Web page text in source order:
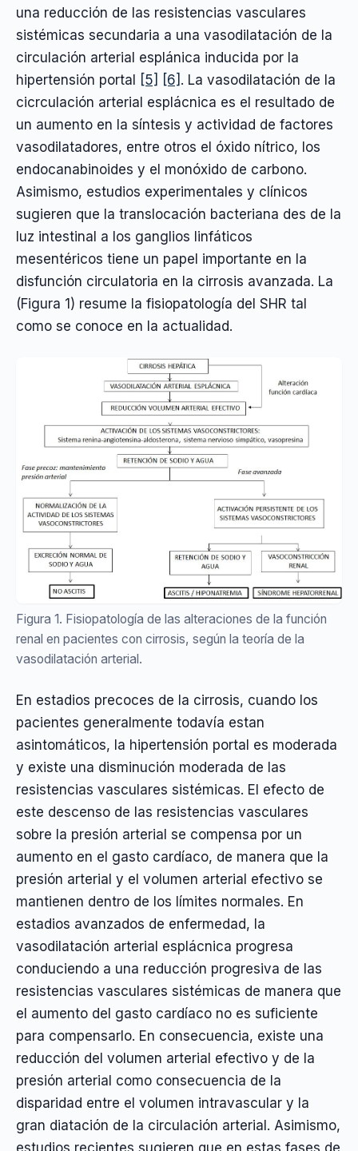
una reducción de las resistencias vasculares
sistémicas secundaria a una vasodilatación de la
circulación arterial esplánica inducida por la
hipertensión portal [5] [6] . La vasodilatación de la
cicrculación arterial esplácnica es el resultado de
un aumento en la síntesis y actividad de factores
vasodilatadores, entre otros el óxido nítrico, los
endocanabinoides y el monóxido de carbono.
Asimismo, estudios experimentales y clínicos
sugieren que la translocación bacteriana des de la
luz intestinal a los ganglios linfáticos
mesentéricos tiene un papel importante en la
disfunción circulatoria en la cirrosis avanzada. La
(Figura 1) resume la fisiopatología del SHR tal
como se conoce en la actualidad.
Figura 1. Fisiopatología de las alteraciones de la función
renal en pacientes con cirrosis, según la teoría de la
vasodilatación arterial.
En estadios precoces de la cirrosis, cuando los
pacientes generalmente todavía estan
asintomáticos, la hipertensión portal es moderada
y existe una disminución moderada de las
resistencias vasculares sistémicas. El efecto de
este descenso de las resistencias vasculares
sobre la presión arterial se compensa por un
aumento en el gasto cardíaco, de manera que la
presión arterial y el volumen arterial efectivo se
mantienen dentro de los límites normales. En
estadios avanzados de enfermedad, la
vasodilatación arterial esplácnica progresa
conduciendo a una reducción progresiva de las
resistencias vasculares sistémicas de manera que
el aumento del gasto cardíaco no es suficiente
para compensarlo. En consecuencia, existe una
reducción del volumen arterial efectivo y de la
presión arterial como consecuencia de la
disparidad entre el volumen intravascular y la
gran diatación de la circulación arterial. Asimismo,